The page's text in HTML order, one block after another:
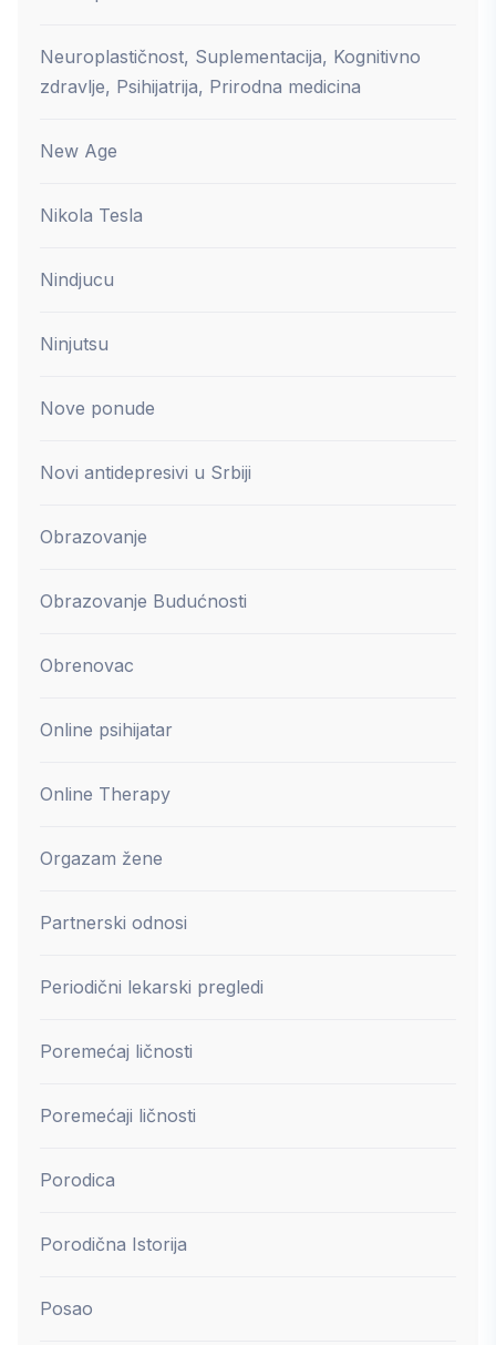
Neuroplastičnost, Suplementacija, Kognitivno
zdravlje, Psihijatrija, Prirodna medicina
New Age
Nikola Tesla
Nindjucu
Ninjutsu
Nove ponude
Novi antidepresivi u Srbiji
Obrazovanje
Obrazovanje Budućnosti
Obrenovac
Online psihijatar
Online Therapy
Orgazam žene
Partnerski odnosi
Periodični lekarski pregledi
Poremećaj ličnosti
Poremećaji ličnosti
Porodica
Porodična Istorija
Posao